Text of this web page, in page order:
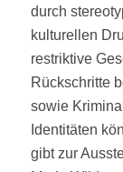
durch
kulturellen
restriktive
Rückschritte
sowie
Identitäten
gibt zur